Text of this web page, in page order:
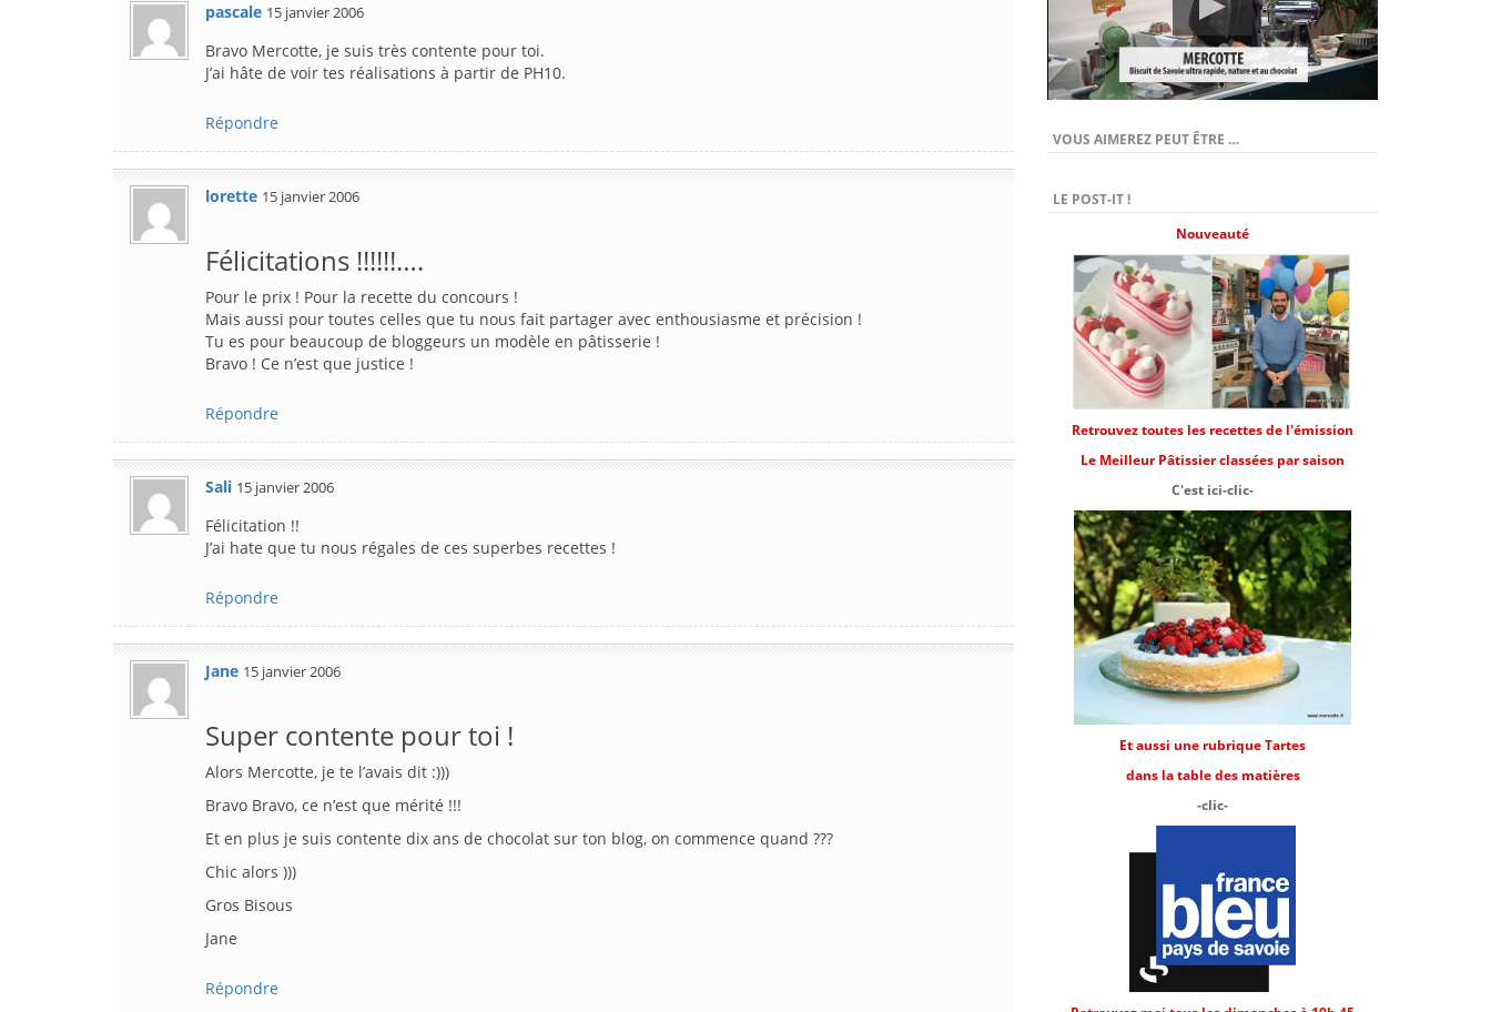
pascale 15 janvier 2006
Bravo Mercotte, je suis très contente pour toi.
J’ai hâte de voir tes réalisations à partir de PH10.
Répondre
lorette 15 janvier 2006
Félicitations !!!!!!….
Pour le prix ! Pour la recette du concours !
Mais aussi pour toutes celles que tu nous fait partager avec enthousiasme et précision !
Tu es pour beaucoup de bloggeurs un modèle en pâtisserie !
Bravo ! Ce n’est que justice !
Répondre
Sali 15 janvier 2006
Félicitation !!
J’ai hate que tu nous régales de ces superbes recettes !
Répondre
Jane 15 janvier 2006
Super contente pour toi !
Alors Mercotte, je te l’avais dit :)))
Bravo Bravo, ce n’est que mérité !!!
Et en plus je suis contente dix ans de chocolat sur ton blog, on commence quand ???
Chic alors )))
Gros Bisous
Jane
Répondre
VOUS AIMEREZ PEUT ÊTRE …
LE POST-IT !
Nouveauté
Retrouvez toutes les recettes de l'émission
Le Meilleur Pâtissier classées par saison
C'est ici-clic-
Et aussi une rubrique Tartes
dans la table des matières
-clic-